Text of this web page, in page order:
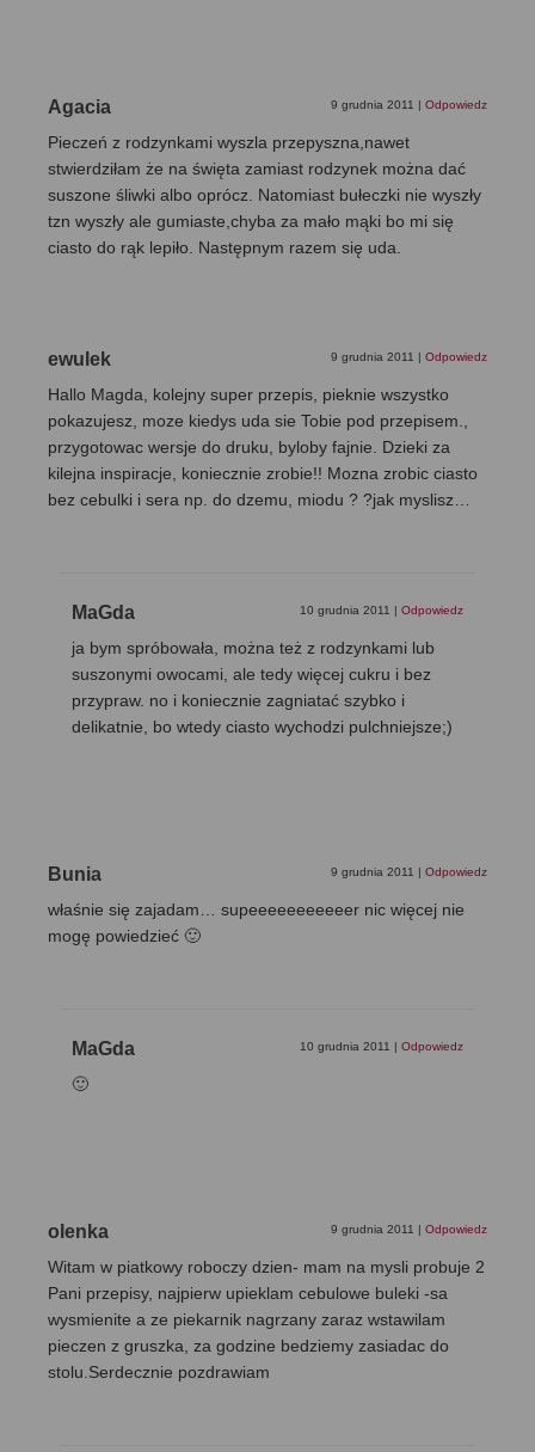
Agacia 9 grudnia 2011 Odpowiedz
Pieczeń z rodzynkami wyszla przepyszna,nawet
stwierdziłam że na święta zamiast rodzynek można dać
suszone śliwki albo oprócz. Natomiast bułeczki nie wyszły
tzn wyszły ale gumiaste,chyba za mało mąki bo mi się
ciasto do rąk lepiło. Następnym razem się uda.
ewulek 9 grudnia 2011 Odpowiedz
Hallo Magda, kolejny super przepis, pieknie wszystko
pokazujesz, moze kiedys uda sie Tobie pod przepisem.,
przygotowac wersje do druku, byloby fajnie. Dzieki za
kilejna inspiracje, koniecznie zrobie!! Mozna zrobic ciasto
bez cebulki i sera np. do dzemu, miodu ? ?jak myslisz…
MaGda 10 grudnia 2011 Odpowiedz
ja bym spróbowała, można też z rodzynkami lub
suszonymi owocami, ale tedy więcej cukru i bez
przypraw. no i koniecznie zagniatać szybko i
delikatnie, bo wtedy ciasto wychodzi pulchniejsze;)
Bunia 9 grudnia 2011 Odpowiedz
właśnie się zajadam… supeeeeeeeeeeer nic więcej nie
mogę powiedzieć 🙂
MaGda 10 grudnia 2011 Odpowiedz
🙂
olenka 9 grudnia 2011 Odpowiedz
Witam w piatkowy roboczy dzien- mam na mysli probuje 2
Pani przepisy, najpierw upieklam cebulowe buleki -sa
wysmienite a ze piekarnik nagrzany zaraz wstawilam
pieczen z gruszka, za godzine bedziemy zasiadac do
stolu.Serdecznie pozdrawiam